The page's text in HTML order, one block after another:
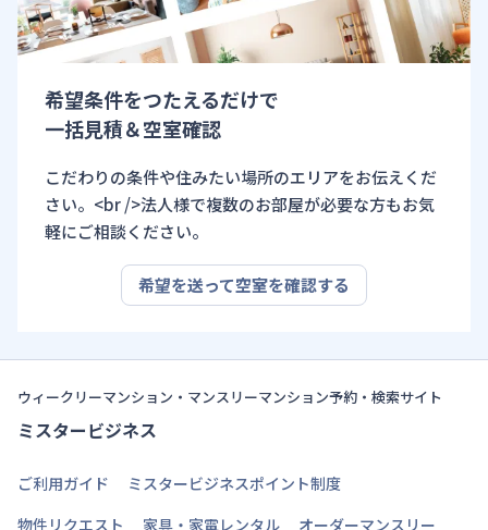
希望条件をつたえるだけで
一括見積＆空室確認
こだわりの条件や住みたい場所のエリアをお伝えくだ
さい。<br />法人様で複数のお部屋が必要な方もお気
軽にご相談ください。
希望を送って空室を確認する
ウィークリーマンション・マンスリーマンション予約・検索サイト
ミスタービジネス
ご利用ガイド
ミスタービジネスポイント制度
物件リクエスト
家具・家電レンタル オーダーマンスリー